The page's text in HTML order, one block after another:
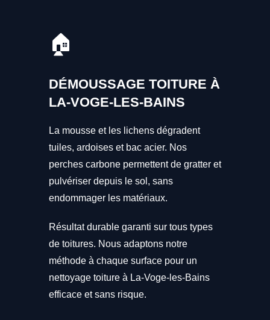
🏠
DÉMOUSSAGE TOITURE À
LA-VOGE-LES-BAINS
La mousse et les lichens dégradent
tuiles, ardoises et bac acier. Nos
perches carbone permettent de gratter et
pulvériser depuis le sol, sans
endommager les matériaux.
Résultat durable garanti sur tous types
de toitures. Nous adaptons notre
méthode à chaque surface pour un
nettoyage toiture à La-Voge-les-Bains
efficace et sans risque.